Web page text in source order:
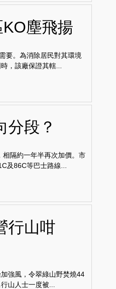
塵飛揚
要。為消除居民對其環境
，該廠保證其轄...
分段？
隔約一年半再次加價。市
及86C等巴士路線...
行山咁
強風，令翠綠山野焚燒44
山人士一度被...